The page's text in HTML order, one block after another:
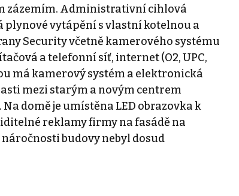
zázemím. Administrativní cihlová
plynové vytápění s vlastní kotelnou a
Security včetně kamerového systému
a telefonní síť, internet (O2, UPC,
má kamerový systém a elektronická
mezi starým a novým centrem
domě je umístěna LED obrazovka k
reklamy firmy na fasádě na
budovy nebyl dosud